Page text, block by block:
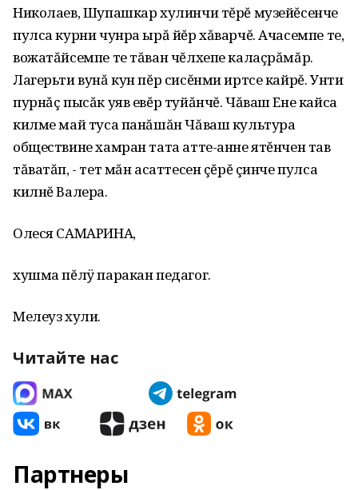
Николаев, Шупашкар хулинчи тĕрĕ музейĕсенче
пулса курни чунра ырă йĕр хăварчĕ. Ачасемпе те,
вожатăйсемпе те тăван чĕлхепе калаçрăмăр.
Лагерьти вунă кун пĕр сисĕнми иртсе кайрĕ. Унти
пурнăç пысăк уяв евĕр туйăнчĕ. Чăваш Ене кайса
килме май туса панăшăн Чăваш культура
обществине хамран тата атте-анне ятĕнчен тав
тăватăп, - тет мăн асаттесен çĕрĕ çинче пулса
килнĕ Валера.
Олеся САМАРИНА,
хушма пĕлÿ паракан педагог.
Мелеуз хули.
Читайте нас
Партнеры